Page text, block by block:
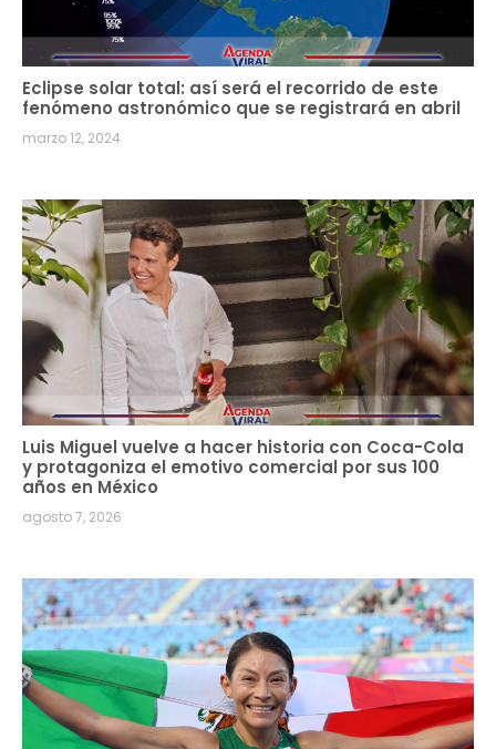
Eclipse solar total: así será el recorrido de este
fenómeno astronómico que se registrará en abril
marzo 12, 2024
Luis Miguel vuelve a hacer historia con Coca-Cola
y protagoniza el emotivo comercial por sus 100
años en México
agosto 7, 2026